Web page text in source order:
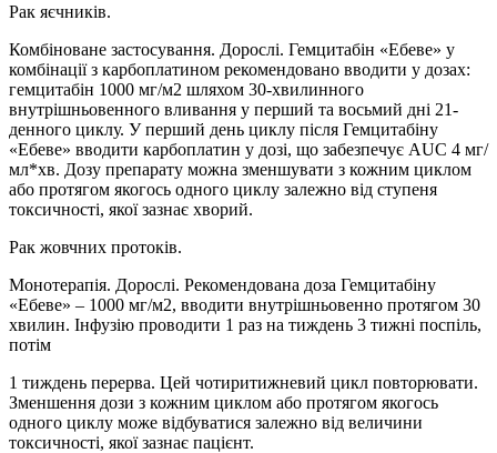
Рак яєчників.
Комбіноване застосування. Дорослі. Гемцитабін «Ебеве» у
комбінації з карбоплатином рекомендовано вводити у дозах:
гемцитабін 1000 мг/м2 шляхом 30-хвилинного
внутрішньовенного вливання у перший та восьмий дні 21-
денного циклу. У перший день циклу після Гемцитабіну
«Ебеве» вводити карбоплатин у дозі, що забезпечує AUC 4 мг/
мл*хв. Дозу препарату можна зменшувати з кожним циклом
або протягом якогось одного циклу залежно від ступеня
токсичності, якої зазнає хворий.
Рак жовчних протоків.
Монотерапія. Дорослі. Рекомендована доза Гемцитабіну
«Ебеве» – 1000 мг/м2, вводити внутрішньовенно протягом 30
хвилин. Інфузію проводити 1 раз на тиждень 3 тижні поспіль,
потім
1 тиждень перерва. Цей чотиритижневий цикл повторювати.
Зменшення дози з кожним циклом або протягом якогось
одного циклу може відбуватися залежно від величини
токсичності, якої зазнає пацієнт.